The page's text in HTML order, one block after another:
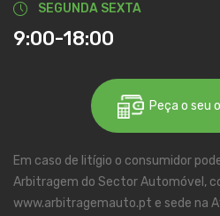
SEGUNDA SEXTA
9:00-18:00
Peça o seu
Em caso de litígio o consumidor
Arbitragem do Sector Automóvel,
www.arbitragemauto.pt e sede na